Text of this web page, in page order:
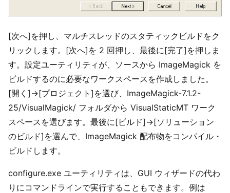
[次へ]を押し、マルチスレッドのスタティックビルドをク
リックします。[次へ]を 2 回押し、最後に[完了]を押しま
す。設定ユーティリティが、ソースから ImageMagick を
ビルドするのに必要なワークスペースを作成しました。
[開く]→[プロジェクト]を選び、ImageMagick-7.1.2-
25/VisualMagick/ フォルダから VisualStaticMT ワーク
スペースを選びます。最後に[ビルド]→[ソリューション
のビルド]を選んで、ImageMagick 配布物をコンパイル・
ビルドします。
configure.exe ユーティリティは、GUI ウィザードの代わ
りにコマンドラインで実行することもできます。例は